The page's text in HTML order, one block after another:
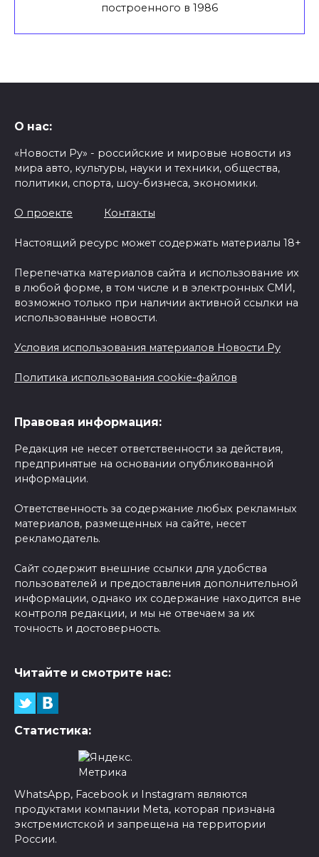
построенного в 1986
О нас:
«Новости Ру» - российские и мировые новости из
мира авто, культуры, науки и техники, общества,
политики, спорта, шоу-бизнеса, экономики.
О проекте Контакты
Настоящий ресурс может содержать материалы 18+
Перепечатка материалов сайта и использование их
в любой форме, в том числе и в электронных СМИ,
возможно только при наличии активной ссылки на
использованные новости.
Условия использования материалов Новости Ру
Политика использования cookie-файлов
Правовая информация:
Редакция не несет ответственности за действия,
предпринятые на основании опубликованной
информации.
Ответственность за содержание любых рекламных
материалов, размещенных на сайте, несет
рекламодатель.
Сайт содержит внешние ссылки для удобства
пользователей и предоставления дополнительной
информации, однако их содержание находится вне
контроля редакции, и мы не отвечаем за их
точность и достоверность.
Читайте и смотрите нас:
Статистика:
WhatsApp, Facebook и Instagram являются
продуктами компании Meta, которая признана
экстремистской и запрещена на территории
России.